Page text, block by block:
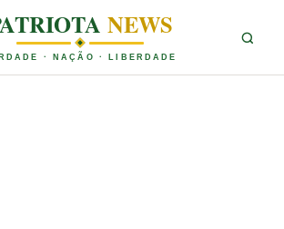
NEWS
· NAÇÃO · LIBERDADE